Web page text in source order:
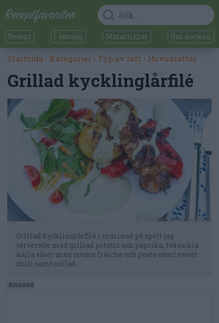
Recept I säsong Matartiklar Om kocken
Startsida › Kategorier › Typ av rätt › Huvudrätter
Grillad kycklinglårfilé
Grillad kycklinglårfilé i marinad på spett jag
serverade med grillad potatis och paprika, två enkla
kalla såser med crème fraiche och pesto samt sweet
chili samt sallad.